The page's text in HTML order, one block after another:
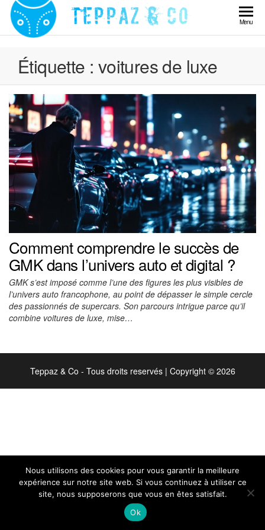
Skip
content
Teppaz
Menu
Étiquette : voitures de luxe
Comment comprendre le succès de
GMK dans l’univers auto et digital ?
GMK s’est imposé comme l’une des figures les plus visibles de
l’univers auto francophone, au point de dépasser le simple cercle
des passionnés de supercars. Son parcours intrigue parce qu’il
combine voitures de luxe, mise…
Teppaz & Co - Tous droits reservés | Copyright © 2026
Nous utilisons des cookies pour vous garantir la meilleure
expérience sur notre site web. Si vous continuez à utiliser ce
site, nous supposerons que vous en êtes satisfait.
Ok